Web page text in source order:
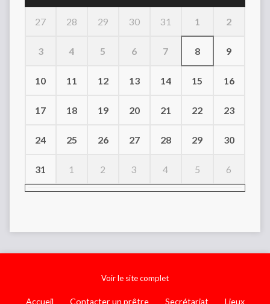
27 28 29 30 31 1 2
3 4 5 6 7 8 9
10 11 12 13 14 15 16
17 18 19 20 21 22 23
24 25 26 27 28 29 30
31 1 2 3 4 5 6
Voir le site complet
Accueil Contacter un prêtre Secrétariat Lieux